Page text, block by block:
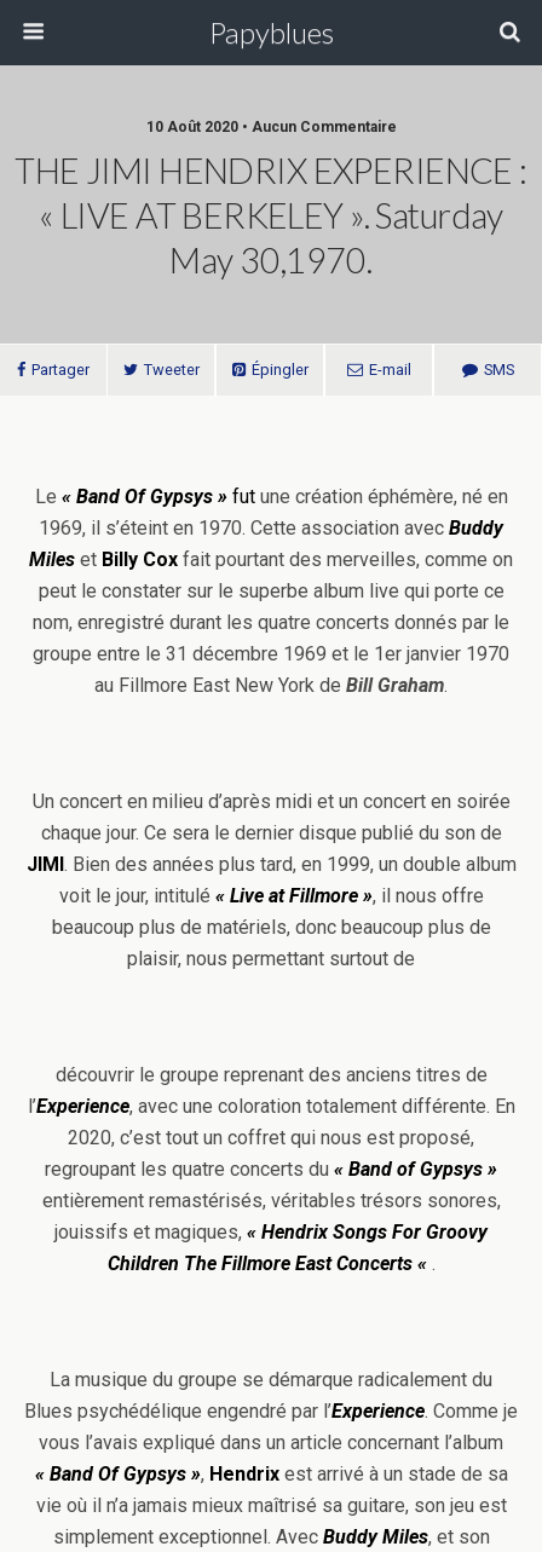
Papyblues
10 Août 2020 • Aucun Commentaire
THE JIMI HENDRIX EXPERIENCE :
« LIVE AT BERKELEY ». Saturday
May 30,1970.
Partager Tweeter Épingler E-mail SMS
Le « Band Of Gypsys »futune création éphémère, né en
1969, il s’éteint en 1970. Cette association avec Buddy
Miles et Billy Cox fait pourtant des merveilles, comme on
peut le constater sur le superbe album live qui porte ce
nom, enregistré durant les quatre concerts donnés par le
groupe entre le 31 décembre 1969 et le 1er janvier 1970
au Fillmore East New York de Bill Graham.
Un concert en milieu d’après midi et un concert en soirée
chaque jour. Ce sera le dernier disque publié du son de
JIMI. Bien des années plus tard, en 1999, un double album
voit le jour, intitulé « Live at Fillmore », il nous offre
beaucoup plus de matériels, donc beaucoup plus de
plaisir, nous permettant surtout de
découvrir le groupe reprenant des anciens titres de
l’Experience, avec une coloration totalement différente. En
2020, c’est tout un coffret qui nous est proposé,
regroupant les quatre concerts du « Band of Gypsys »
entièrement remastérisés, véritables trésors sonores,
jouissifs et magiques, « Hendrix Songs For Groovy
Children The Fillmore East Concerts « .
La musique du groupe se démarque radicalement du
Blues psychédélique engendré par l’Experience. Comme je
vous l’avais expliqué dans un article concernant l’album
« Band Of Gypsys », Hendrixest arrivé à un stade de sa
vie où il n’a jamais mieux maîtrisé sa guitare, son jeu est
simplement exceptionnel. Avec Buddy Miles, et son